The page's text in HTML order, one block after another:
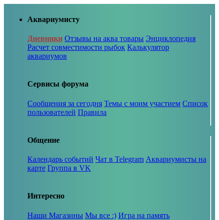
Аквариумисту
Дневники Отзывы на аква товары Энциклопедия
Расчет совместимости рыбок Калькулятор
аквариумов
Сервисы форума
Сообщения за сегодня Темы с моим участием Список
пользователей Правила
Общение
Календарь событий Чат в Telegram Аквариумисты на
карте Группа в VK
Интересно
Наши Магазины Мы все :) Игра на память